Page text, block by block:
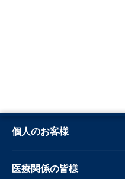
個人のお客様
医療関係の皆様